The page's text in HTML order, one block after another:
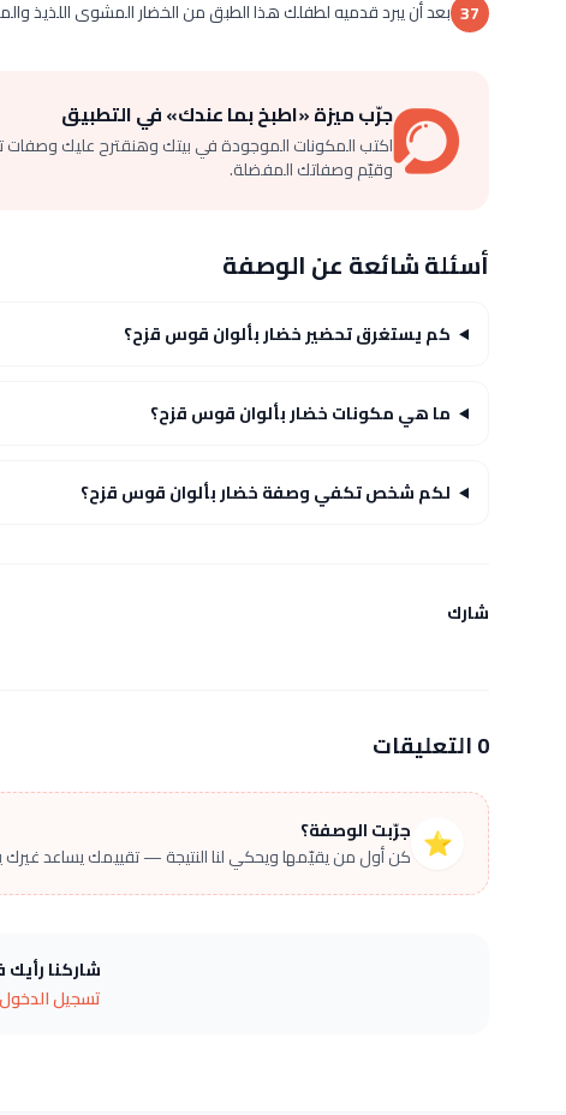
37 بعد أن يبرد قدميه لطفلك هذا الطبق من الخضار المشوى اللذيذ
جرّب ميزة «اطبخ بما عندك» في التطبيق
اكتب المكونات الموجودة في بيتك وهنقترح عليك
وقيّم وصفاتك المفضلة.
أسئلة شائعة عن الوصفة
كم يستغرق تحضير خضار بألوان قوس قزح؟
ما هي مكونات خضار بألوان قوس قزح؟
لكم شخص تكفي وصفة خضار بألوان قوس قزح؟
شارك
0 التعليقات
⭐ جرّبت الوصفة؟
كن أول من يقيّمها ويحكي لنا النتيجة — تقييمك يساعد غيرك
شاركنا
تسجيل الدخول